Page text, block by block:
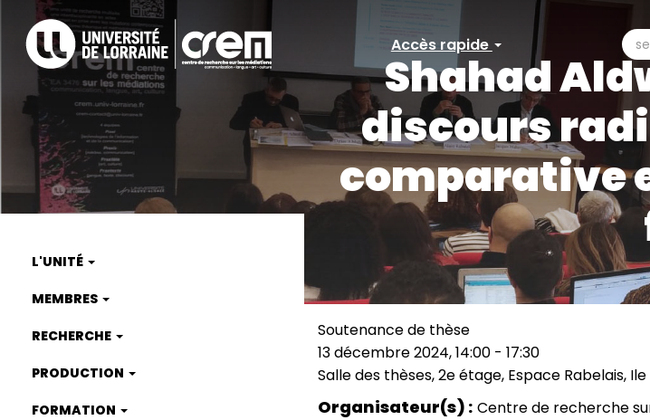
contenu
principal
Accès
rapide
Accès rapide
Shahad
discours
comparative
L'UNITÉ
MEMBRES
RECHERCHE
PRODUCTION
FORMATION
Type
de
manifestation
Soutenance de thèse
Date
(smart)
13 décembre 2024, 14:00 - 17:30
Lieu
Salle des thèses, 2e étage, Espace Rabelais,
Organisateur(s) Centre de recherche